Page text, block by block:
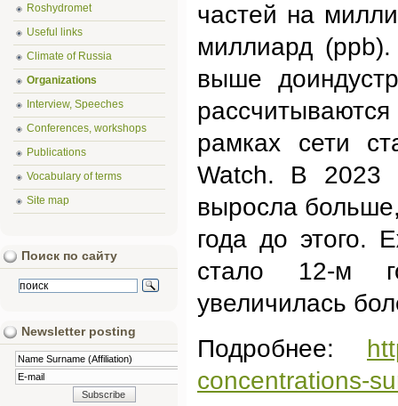
частей на
миллиард
выше
рамках сети
Watch. В 2023
выросла
года до этого.
стало 12-м
увеличилась
Подробнее:
concentrations-
Roshydromet
Useful links
Climate of Russia
Organizations
Interview, Speeches
Conferences, workshops
Publications
Vocabulary of terms
Site map
Поиск по сайту
Newsletter posting